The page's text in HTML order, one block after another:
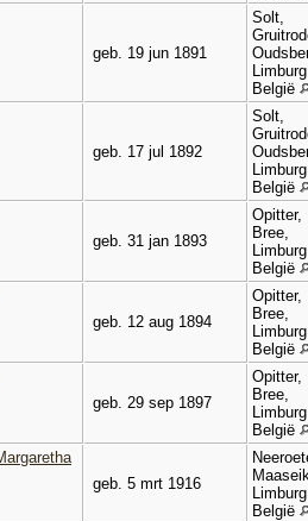
geb. 19 jun 1891
Solt,
België
geb. 17 jul 1892
Solt,
België
geb. 31 jan 1893
Opitter,
Bree,
België
geb. 12 aug 1894
Opitter,
Bree,
België
geb. 29 sep 1897
Opitter,
Bree,
België
geb. 5 mrt 1916
België